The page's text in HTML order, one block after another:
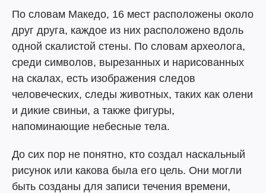
По словам Македо, 16 мест расположены около
друг друга, каждое из них расположено вдоль
одной скалистой стены. По словам археолога,
среди символов, вырезанных и нарисованных
на скалах, есть изображения следов
человеческих, следы животных, таких как олени
и дикие свиньи, а также фигуры,
напоминающие небесные тела.
До сих пор не понятно, кто создал наскальный
рисунок или какова была его цель. Они могли
быть созданы для записи течения времени,